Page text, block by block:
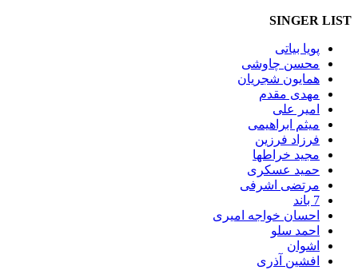
SINGER LIST
پویا بیاتی
محسن چاوشی
همایون شجریان
مهدی مقدم
امیر علی
میثم ابراهیمی
فرزاد فرزین
مجید خراطها
حمید عسکری
مرتضی اشرفی
7 باند
احسان خواجه امیری
احمد سلو
اشوان
افشین آذری